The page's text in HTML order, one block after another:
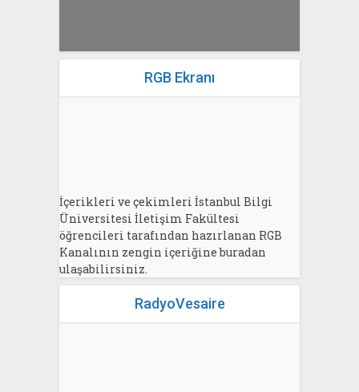
RGB Ekranı
İçerikleri ve çekimleri İstanbul Bilgi
Üniversitesi İletişim Fakültesi
öğrencileri tarafından hazırlanan RGB
Kanalının zengin içeriğine buradan
ulaşabilirsiniz.
RadyoVesaire